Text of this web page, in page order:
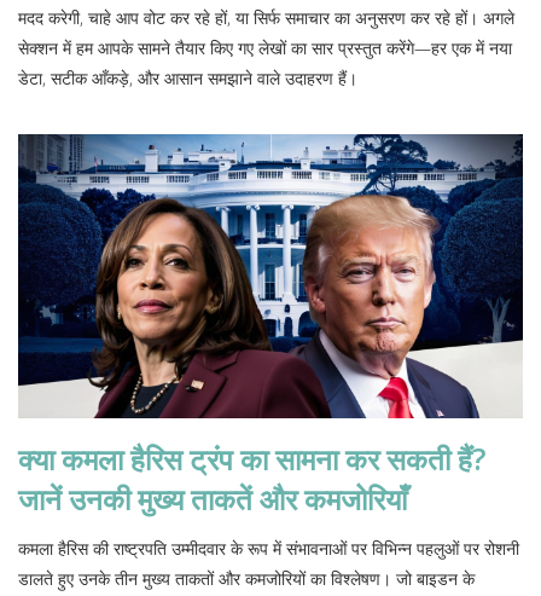
मदद करेगी, चाहे आप वोट कर रहे हों, या सिर्फ समाचार का अनुसरण कर रहे हों। अगले
सेक्शन में हम आपके सामने तैयार किए गए लेखों का सार प्रस्तुत करेंगे—हर एक में नया
डेटा, सटीक आँकड़े, और आसान समझाने वाले उदाहरण हैं।
क्या कमला हैरिस ट्रंप का सामना कर सकती हैं?
जानें उनकी मुख्य ताकतें और कमजोरियाँ
कमला हैरिस की राष्ट्रपति उम्मीदवार के रूप में संभावनाओं पर विभिन्न पहलुओं पर रोशनी
डालते हुए उनके तीन मुख्य ताकतों और कमजोरियों का विश्लेषण। जो बाइडन के